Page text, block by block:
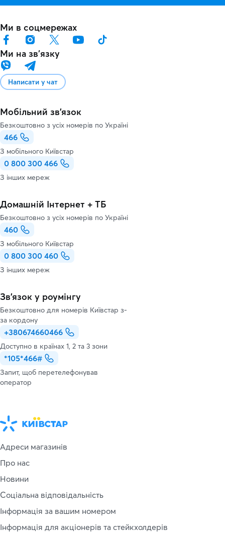
Ми в соцмережах
Ми на звʼязку
Написати у чат
Мобільний зв'язок
Безкоштовно з усіх номерів по Україні
466
З мобільного Київстар
0 800 300 466
З інших мереж
Домашній Інтернет + ТБ
Безкоштовно з усіх номерів по Україні
460
З мобільного Київстар
0 800 300 460
З інших мереж
Зв’язок у роумінгу
Безкоштовно для номерів Київстар з-
за кордону
+380674660466
Доступно в країнах 1, 2 та 3 зони
*105*466#
Запит, щоб перетелефонував
оператор
Адреси магазинів
Про нас
Новини
Соціальна відповідальність
Інформація за вашим номером
Інформація для акціонерів та стейкхолдерів